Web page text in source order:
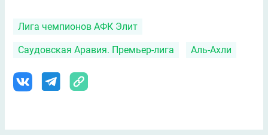
Лига чемпионов АФК Элит
Саудовская Аравия. Премьер-лига Аль-Ахли